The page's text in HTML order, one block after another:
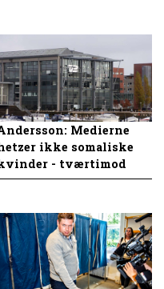
Medierne
ikke somaliske
- tværtimod